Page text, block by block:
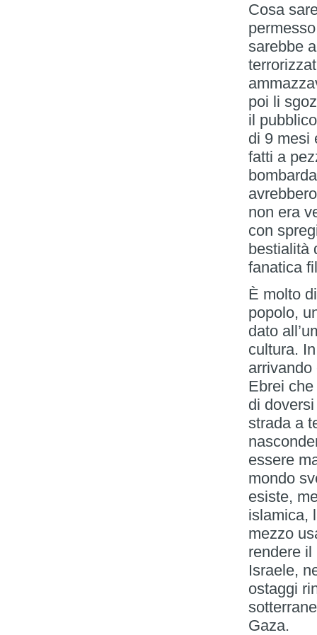
Cosa
sarebbe
poi li
il
di 9 mesi
fatti a
non era
con
bestialità
fanatica
È molto
popolo,
dato
cultura.
Ebrei
di
strada a
essere
mondo
esiste,
islamica,
mezzo
rendere il
Israele,
ostaggi
Gaza.